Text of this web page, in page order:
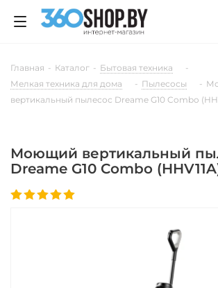
Главная - Каталог - Бытовая техника
-
Мелкая техника для дома
- Пылесосы -
вертикальный пылесос Dreame G10 Combo
Моющий вертикальный
Dreame G10 Combo